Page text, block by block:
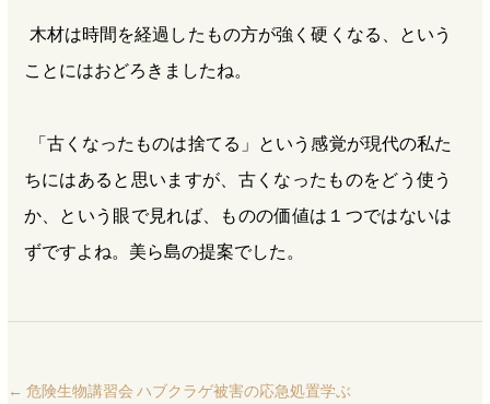
木材は時間を経過したもの方が強く硬くなる、という
ことにはおどろきましたね。
「古くなったものは捨てる」という感覚が現代の私た
ちにはあると思いますが、古くなったものをどう使う
か、という眼で見れば、ものの価値は１つではないは
ずですよね。美ら島の提案でした。
← 危険生物講習会 ハブクラゲ被害の応急処置学ぶ